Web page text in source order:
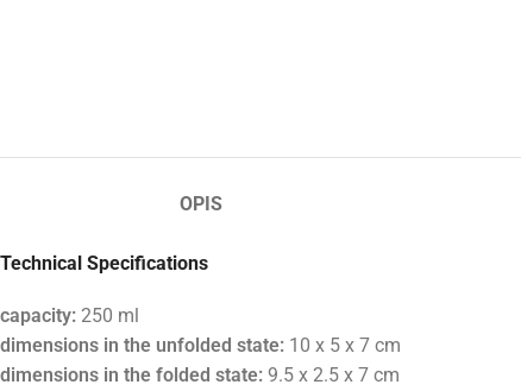
OPIS
Technical Specifications
capacity: 250 ml
dimensions in the unfolded state: 10 x 5 x 7 cm
dimensions in the folded state: 9.5 x 2.5 x 7 cm